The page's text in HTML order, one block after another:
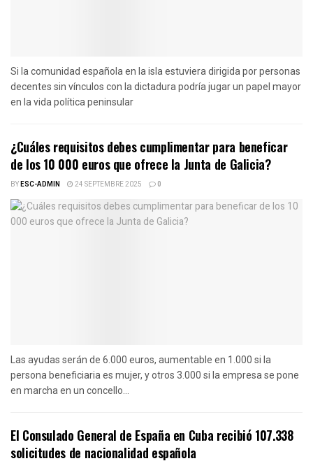
Si la comunidad española en la isla estuviera dirigida por personas
decentes sin vínculos con la dictadura podría jugar un papel mayor
en la vida política peninsular
¿Cuáles requisitos debes cumplimentar para beneficar
de los 10 000 euros que ofrece la Junta de Galicia?
BYESC-ADMIN 24 SEPTEMBRE 2025 0
Las ayudas serán de 6.000 euros, aumentable en 1.000 si la
persona beneficiaria es mujer, y otros 3.000 si la empresa se pone
en marcha en un concello...
El Consulado General de España en Cuba recibió 107.338
solicitudes de nacionalidad española